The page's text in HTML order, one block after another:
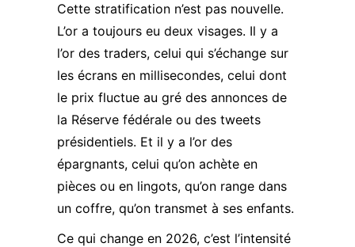
Cette stratification n’est pas nouvelle.
L’or a toujours eu deux visages. Il y a
l’or des traders, celui qui s’échange sur
les écrans en millisecondes, celui dont
le prix fluctue au gré des annonces de
la Réserve fédérale ou des tweets
présidentiels. Et il y a l’or des
épargnants, celui qu’on achète en
pièces ou en lingots, qu’on range dans
un coffre, qu’on transmet à ses enfants.
Ce qui change en 2026, c’est l’intensité